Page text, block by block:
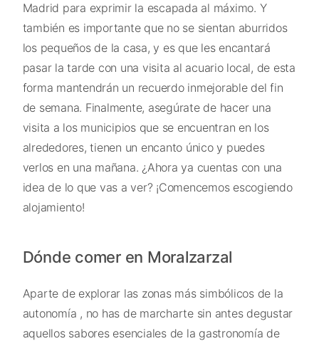
Madrid para exprimir la escapada al máximo. Y
también es importante que no se sientan aburridos
los pequeños de la casa, y es que les encantará
pasar la tarde con una visita al acuario local, de esta
forma mantendrán un recuerdo inmejorable del fin
de semana. Finalmente, asegúrate de hacer una
visita a los municipios que se encuentran en los
alrededores, tienen un encanto único y puedes
verlos en una mañana. ¿Ahora ya cuentas con una
idea de lo que vas a ver? ¡Comencemos escogiendo
alojamiento!
Dónde comer en Moralzarzal
Aparte de explorar las zonas más simbólicos de la
autonomía , no has de marcharte sin antes degustar
aquellos sabores esenciales de la gastronomía de